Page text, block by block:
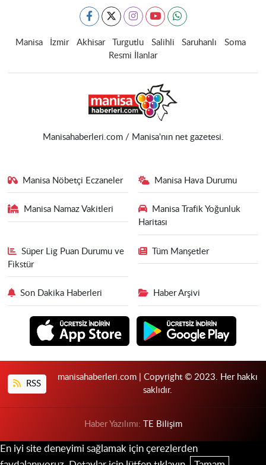
Manisa İzmir Akhisar Turgutlu Salihli Saruhanlı
Soma
Resmi İlanlar
Manisahaberleri.com / Manisa'nın net gazetesi.
Manisa Nöbetçi Eczaneler Manisa Hava Durumu
Manisa Namaz Vakitleri
Manisa Trafik Yoğunluk
Haritası
Süper Lig Puan Durumu ve
Fikstür
Tüm Manşetler
Son Dakika Haberleri Haber Arşivi
RSS
manisahaberleri.com | Copyright © 2023. Her hakkı
saklıdır.
Haber Yazılımı: TE Bilişim
En iyi site deneyimi sağlamak için çerezlerden